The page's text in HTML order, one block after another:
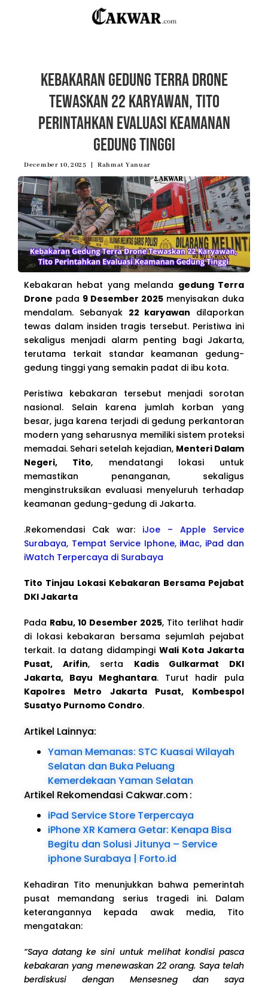
Kebakaran Gedung Terra Drone
Tewaskan 22 Karyawan, Tito
Perintahkan Evaluasi Keamanan
Gedung Tinggi
December 10, 2025 Rahmat Yanuar
Kebakaran hebat yang melanda gedung Terra
Drone pada 9 Desember 2025 menyisakan duka
mendalam. Sebanyak 22 karyawan dilaporkan
tewas dalam insiden tragis tersebut. Peristiwa ini
sekaligus menjadi alarm penting bagi Jakarta,
terutama terkait standar keamanan gedung-
gedung tinggi yang semakin padat di ibu kota.
Peristiwa kebakaran tersebut menjadi sorotan
nasional. Selain karena jumlah korban yang
besar, juga karena terjadi di gedung perkantoran
modern yang seharusnya memiliki sistem proteksi
memadai. Sehari setelah kejadian, Menteri Dalam
Negeri, Tito, mendatangi lokasi untuk
memastikan penanganan, sekaligus
menginstruksikan evaluasi menyeluruh terhadap
keamanan gedung-gedung di Jakarta.
.Rekomendasi Cak war: iJoe – Apple Service
Surabaya, Tempat Service Iphone, iMac, iPad dan
iWatch Terpercaya di Surabaya
Tito Tinjau Lokasi Kebakaran Bersama Pejabat
DKI Jakarta
Pada Rabu, 10 Desember 2025, Tito terlihat hadir
di lokasi kebakaran bersama sejumlah pejabat
terkait. Ia datang didampingi Wali Kota Jakarta
Pusat, Arifin, serta Kadis Gulkarmat DKI
Jakarta, Bayu Meghantara. Turut hadir pula
Kapolres Metro Jakarta Pusat, Kombespol
Susatyo Purnomo Condro.
Artikel Lainnya:
Yaman Memanas: STC Kuasai Wilayah
Selatan dan Buka Peluang
Kemerdekaan Yaman Selatan
Artikel Rekomendasi Cakwar.com:
iPad Service Store Terpercaya
iPhone XR Kamera Getar: Kenapa Bisa
Begitu dan Solusi Jitunya – Service
iphone Surabaya | Forto.id
Kehadiran Tito menunjukkan bahwa pemerintah
pusat memandang serius tragedi ini. Dalam
keterangannya kepada awak media, Tito
mengatakan:
“Saya datang ke sini untuk melihat kondisi pasca
kebakaran yang menewaskan 22 orang. Saya telah
berdiskusi dengan Mensesneg dan saya